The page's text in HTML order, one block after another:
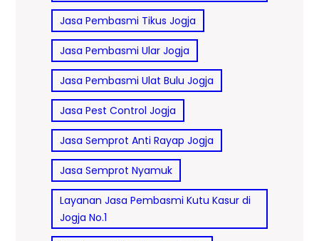
Jasa Pembasmi Tikus Jogja
Jasa Pembasmi Ular Jogja
Jasa Pembasmi Ulat Bulu Jogja
Jasa Pest Control Jogja
Jasa Semprot Anti Rayap Jogja
Jasa Semprot Nyamuk
Layanan Jasa Pembasmi Kutu Kasur di
Jogja No.1